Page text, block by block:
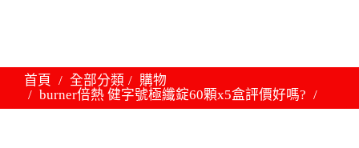
首頁 全部分類
購物
burner倍熱 健字號極纖錠60顆x5盒評價好嗎?